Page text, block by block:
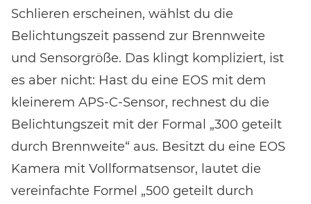
Schlieren erscheinen, wählst du die
Belichtungszeit passend zur Brennweite
und Sensorgröße. Das klingt kompliziert, ist
es aber nicht: Hast du eine EOS mit dem
kleinerem APS-C-Sensor, rechnest du die
Belichtungszeit mit der Formal „300 geteilt
durch Brennweite“ aus. Besitzt du eine EOS
Kamera mit Vollformatsensor, lautet die
vereinfachte Formel „500 geteilt durch